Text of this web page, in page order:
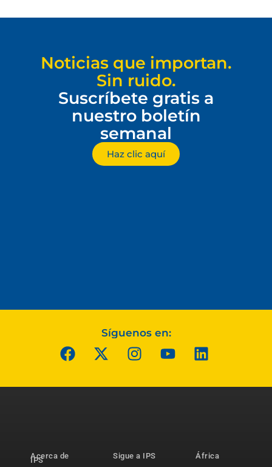
Noticias que importan.
Sin ruido.
Suscríbete gratis a
nuestro boletín
semanal
Haz clic aquí
Síguenos en:
Acerca de
IPS
Sigue a IPS
África